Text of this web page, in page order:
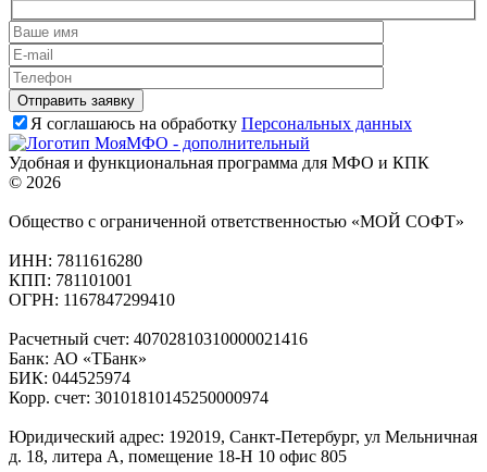
Я соглашаюсь на обработку Персональных данных
Удобная и функциональная программа для МФО и КПК
© 2026
Общество с ограниченной ответственностью «МОЙ СОФТ»
ИНН: 7811616280
КПП: 781101001
ОГРН: 1167847299410
Расчетный счет: 40702810310000021416
Банк: АО «ТБанк»
БИК: 044525974
Корр. счет: 30101810145250000974
Юридический адрес: 192019, Санкт-Петербург, ул Мельничная
д. 18, литера А, помещение 18-Н 10 офис 805